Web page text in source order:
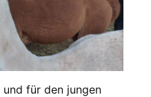
und für den jungen